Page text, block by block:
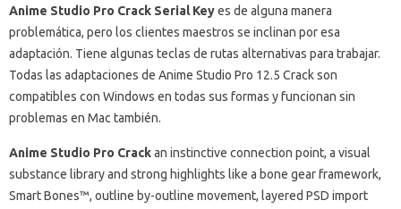
Anime Studio Pro Crack Serial Keyes de alguna manera
problemática, pero los clientes maestros se inclinan por esa
adaptación. Tiene algunas teclas de rutas alternativas para trabajar.
Todas las adaptaciones de Anime Studio Pro 12.5 Crack son
compatibles con Windows en todas sus formas y funcionan sin
problemas en Mac también.
Anime Studio Pro Crackan instinctive connection point, a visual
substance library and strong highlights like a bone gear framework,
Smart Bones™, outline by-outline movement, layered PSD import